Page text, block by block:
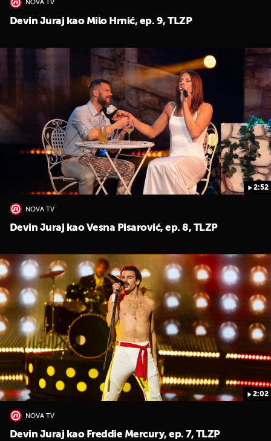
NOVA TV
Devin Juraj kao Milo Hrnić, ep. 9, TLZP
2:52
NOVA TV
Devin Juraj kao Vesna Pisarović, ep. 8, TLZP
2:02
NOVA TV
Devin Juraj kao Freddie Mercury, ep. 7, TLZP
UKLJUČITE NOTIFIKACIJE